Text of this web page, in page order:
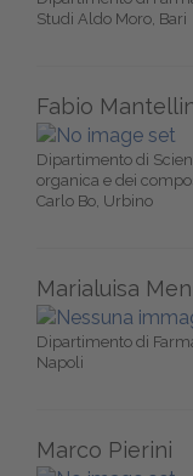
Studi Aldo Moro, Bari
Fabio
Dipartimento di
organica e dei
Carlo Bo, Urbino
Marialuisa
Dipartimento di
Napoli
Marco Pierini